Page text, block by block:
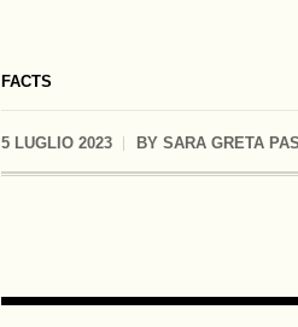
FACTS
5 LUGLIO 2023 BY SARA GRETA